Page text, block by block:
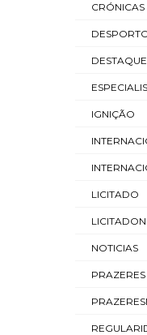
CRÓNICAS
DESTAQUE
IGNIÇÃO
LICITADO
NOTICIAS
PRAZERES